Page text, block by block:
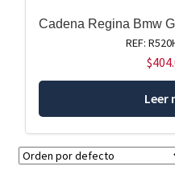
Cadena Regina Bmw
REF:
$
Leer